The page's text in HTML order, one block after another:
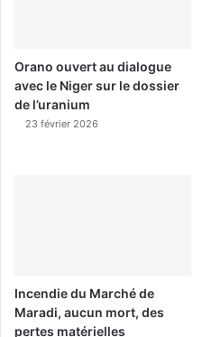
Orano ouvert au dialogue
avec le Niger sur le dossier
de l’uranium
23 février 2026
Incendie du Marché de
Maradi, aucun mort, des
pertes matérielles